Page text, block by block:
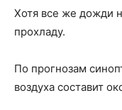
Хотя все же дожди
прохладу.
По прогнозам
воздуха составит